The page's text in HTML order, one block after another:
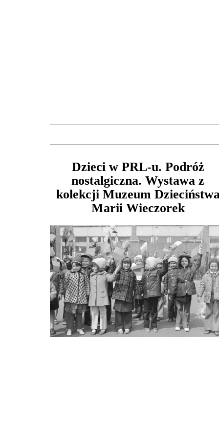
Dzieci w PRL-u. Podróż
nostalgiczna. Wystawa z
kolekcji Muzeum
Marii Wieczorek